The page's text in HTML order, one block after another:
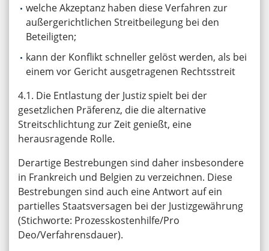
welche Akzeptanz haben diese Verfahren zur
außergerichtlichen Streitbeilegung bei den
Beteiligten;
kann der Konflikt schneller gelöst werden, als bei
einem vor Gericht ausgetragenen Rechtsstreit
4.1. Die Entlastung der Justiz spielt bei der
gesetzlichen Präferenz, die die alternative
Streitschlichtung zur Zeit genießt, eine
herausragende Rolle.
Derartige Bestrebungen sind daher insbesondere
in Frankreich und Belgien zu verzeichnen. Diese
Bestrebungen sind auch eine Antwort auf ein
partielles Staatsversagen bei der Justizgewährung
(Stichworte: Prozesskostenhilfe/Pro
Deo/Verfahrensdauer).